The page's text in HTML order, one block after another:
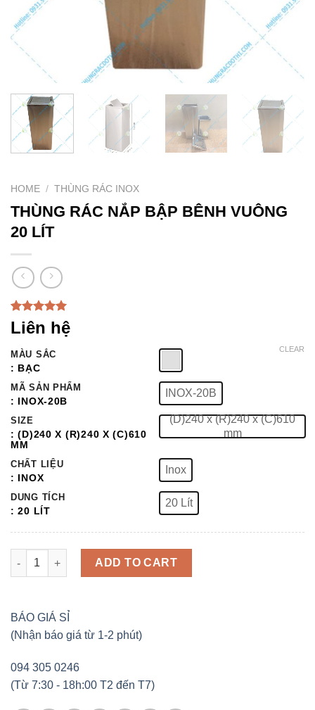
HOME / THÙNG RÁC INOX
THÙNG RÁC NẮP BẬP BÊNH VUÔNG
20 LÍT
Rated5.00
out of 5
1
customer
rating
Liên hệ
MÀU SẮC
: BẠC
MÃ SẢN PHẨM
: INOX-20B
INOX-20B
SIZE
: (D)240 X (R)240 X (C)610
MM
(D)240 x (R)240 x (C)610
mm
CHẤT LIỆU
: INOX
Inox
DUNG TÍCH
: 20 LÍT
20 Lít
CLEAR
THÙNG RÁC NẮP BẬP BÊNH VUÔNG 20 LÍT quantity
ADD TO CART
BÁO GIÁ SỈ
(Nhận báo giá từ 1-2 phút)
094 305 0246
(Từ 7:30 - 18h:00 T2 đến T7)